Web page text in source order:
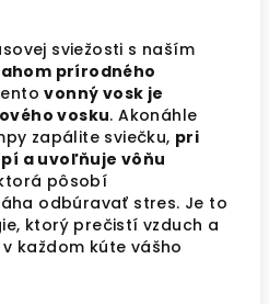
sviežosti s naším
prírodného
vonný vosk je
vosku. Akonáhle
zapálite sviečku, pri
a uvoľňuje vôňu
pôsobí
odbúravať stres. Je to
ktorý prečistí vzduch a
každom kúte vášho